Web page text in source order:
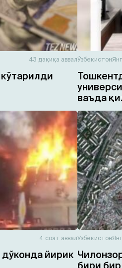
43 дақиқа аввалЎзбекистон
ваъда
4 соат аввал
йирик
Ўзбекистон
бири